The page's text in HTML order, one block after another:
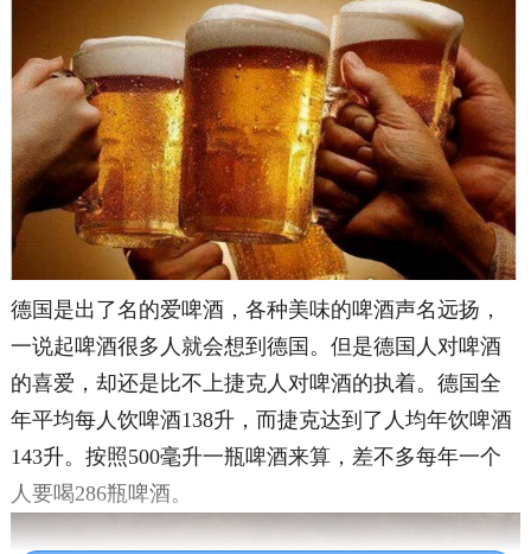
德国是出了名的爱啤酒，各种美味的啤酒声名远扬，
一说起啤酒很多人就会想到德国。但是德国人对啤酒
的喜爱，却还是比不上捷克人对啤酒的执着。德国全
年平均每人饮啤酒138升，而捷克达到了人均年饮啤酒
143升。按照500毫升一瓶啤酒来算，差不多每年一个
人要喝286瓶啤酒。